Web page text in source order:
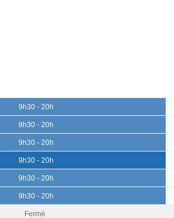
9h30 - 20h
9h30 - 20h
9h30 - 20h
9h30 - 20h
9h30 - 20h
9h30 - 20h
Fermé